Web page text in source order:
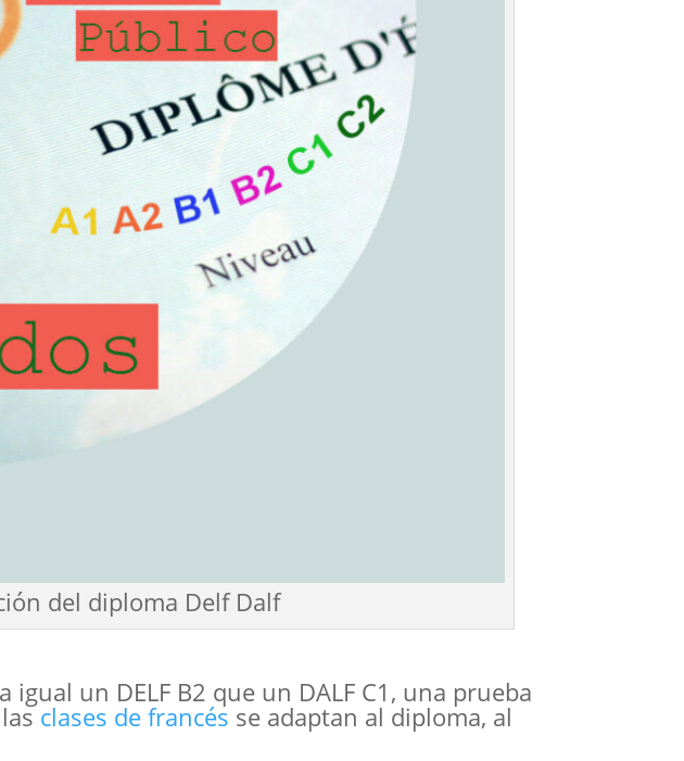
del diploma Delf Dalf
un DELF B2 que un DALF C1, una prueba
clases de francés se adaptan al diploma, al